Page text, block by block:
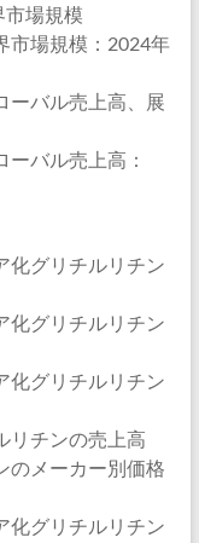
市場規模
市場規模：2024年
ーバル売上高、展
ーバル売上高：
化グリチルリチン
化グリチルリチン
化グリチルリチン
リチンの売上高
のメーカー別価格
化グリチルリチン